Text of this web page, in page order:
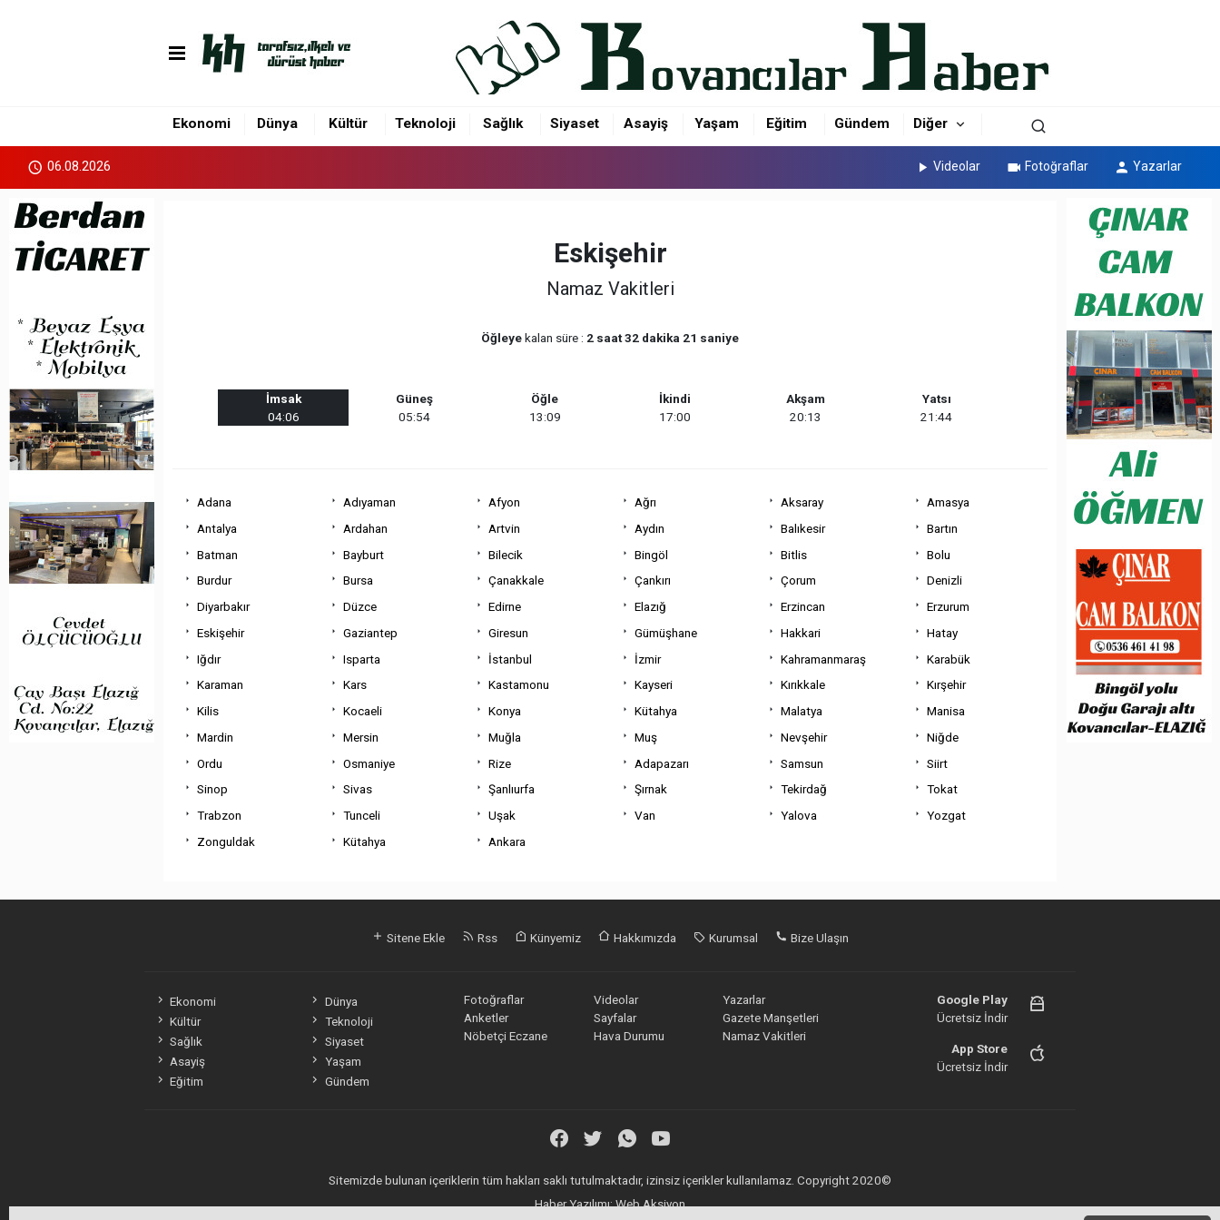
Ekonomi Dünya Kültür Teknoloji Sağlık Siyaset Asayiş Yaşam Eğitim Gündem Diğer
06.08.2026 Videolar Fotoğraflar Yazarlar
Eskişehir
Namaz Vakitleri
Öğleyekalan süre : 2 saat 32 dakika 21 saniye
İmsak
04:06
Güneş
05:54
Öğle
13:09
İkindi
17:00
Akşam
20:13
Yatsı
21:44
Adana Adıyaman Afyon Ağrı Aksaray
Amasya
Antalya
Ardahan Artvin Aydın Balıkesir
Bartın
Batman
Bayburt Bilecik Bingöl Bitlis
Bolu
Burdur
Bursa Çanakkale Çankırı Çorum
Denizli
Diyarbakır
Düzce Edirne Elazığ Erzincan
Erzurum
Eskişehir
Gaziantep Giresun Gümüşhane Hakkari
Hatay
Iğdır
Isparta İstanbul İzmir Kahramanmaraş
Karabük
Karaman
Kars Kastamonu Kayseri Kırıkkale
Kırşehir
Kilis
Kocaeli Konya Kütahya Malatya
Manisa
Mardin
Mersin Muğla Muş Nevşehir
Niğde
Ordu
Osmaniye Rize Adapazarı Samsun
Siirt
Sinop
Sivas Şanlıurfa Şırnak Tekirdağ
Tokat
Trabzon
Tunceli Uşak Van Yalova
Yozgat
Zonguldak
Kütahya Ankara
Sitene Ekle Rss Künyemiz Hakkımızda Kurumsal Bize Ulaşın
Ekonomi
Dünya
Kültür
Teknoloji
Sağlık
Siyaset
Asayiş
Yaşam
Eğitim
Gündem
Fotoğraflar Videolar
Yazarlar
Anketler
Sayfalar
Gazete Manşetleri
Nöbetçi Eczane
Hava Durumu Namaz Vakitleri
Google Play
Ücretsiz İndir
App Store
Ücretsiz İndir
Sitemizde bulunan içeriklerin tüm hakları saklı tutulmaktadır, izinsiz içerikler kullanılamaz. Copyright 2020©
Haber Yazılımı:Web Aksiyon